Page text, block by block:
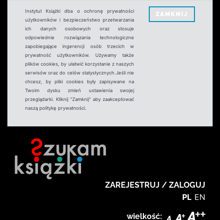
Instytut Książki dba o ochronę prywatności
użytkowników i bezpieczeństwo przetwarzania
ich danych osobowych oraz stosuje
odpowiednie rozwiązania technologiczne
zapobiegające ingerencji osób trzecich w
prywatność użytkowników. Używamy także
plików cookies, by ułatwić korzystanie z naszych
serwisów oraz do celów statystycznych.Jeśli nie
chcesz, by pliki cookies były zapisywane na
Twoim dysku zmień ustawienia swojej
przeglądarki. Kliknij "Zamknij" aby zaakceptować
naszą politykę prywatności.
ZAMKNIJ
ZAREJESTRUJ / ZALOGUJ
PL EN
wielkość: